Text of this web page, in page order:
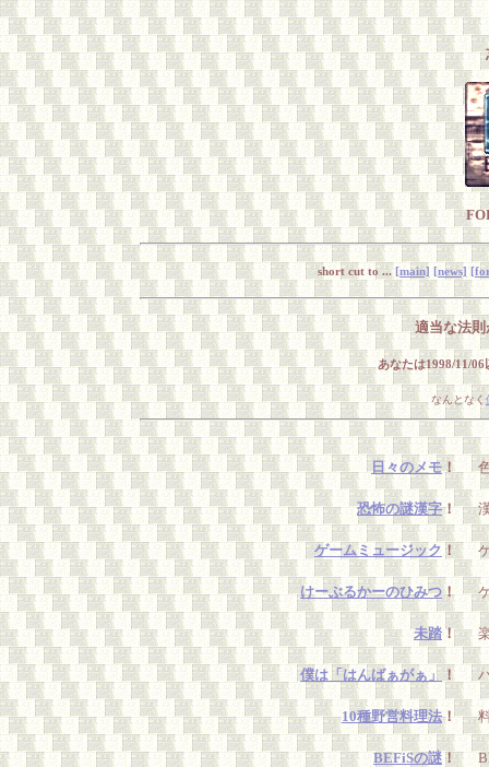
short cut to ... [main] [news]
適当な法
あなたは1998/11/
なんとなく
日々のメモ！
恐怖の謎漢字！
ゲームミュージック ！
けーぶるかーのひみつ！
未踏！
僕は「はんばぁがぁ」！
10種野営料理法！
BEFiSの謎 ！